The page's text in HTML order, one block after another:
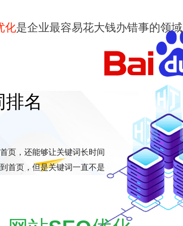
化是企业最容易花大钱办错事的领域
名
页，还能够让关键词长时间
首页，但是关键词一直不是